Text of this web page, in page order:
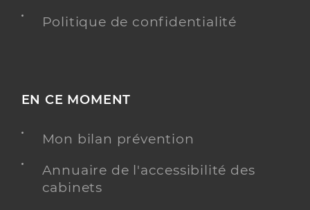
Politique de confidentialité
EN CE MOMENT
Mon bilan prévention
Annuaire de l'accessibilité des
cabinets